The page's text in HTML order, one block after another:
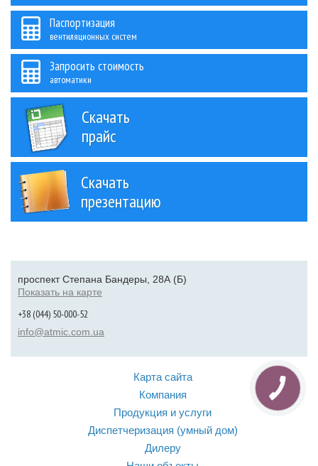
Паспортизация
вентиляционных систем
Запросить стоимость
автоматики
Скачать
прайс
Скачать
презентацию
проспект Степана Бандеры, 28А (Б)
Показать на карте
+38 (044) 50-000-52
info@atmic.com.ua
Карта сайта
Компания
Продукция и услуги
Диспетчеризация (умный дом)
Дилеру